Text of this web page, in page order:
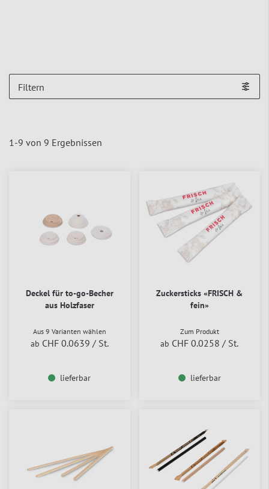
1-9 von 9 Ergebnissen
Deckel für to-go-Becher
aus Holzfaser
Aus 9 Varianten wählen
ab CHF 0.0639 / St.
lieferbar
Zuckersticks «FRISCH &
fein»
Zum Produkt
ab CHF 0.0258 / St.
lieferbar
Filtern